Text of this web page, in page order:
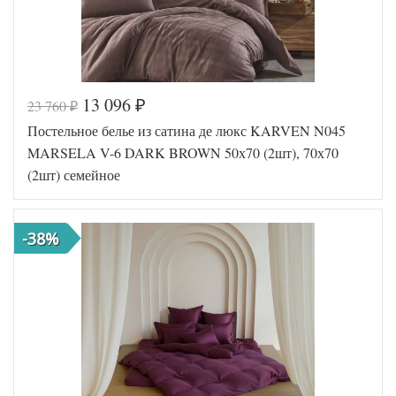
Код товара
516-157
Артикул
TT1644
4
Ткань
Сатин
Размер
пододеяльника
160х210
(2шт)
Размер
простыни
220х245
Размер
50х70
(2шт)
(Китай)
23 760₽ 13 096 ₽
Постельное белье из сатина де люкс KARVEN N045
MARSELA V-6 DARK BROWN 50х70 (2шт), 70х70
(2шт) семейное
-38%